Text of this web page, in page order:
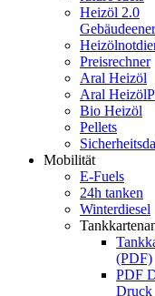
Heizöl 2.0
Preisrechner
Aral Heizöl
Aral
Bio Heizöl
Pellets
Mobilität
E-Fuels
24h tanken
Winterdiesel
(PDF)
PDF
Druck